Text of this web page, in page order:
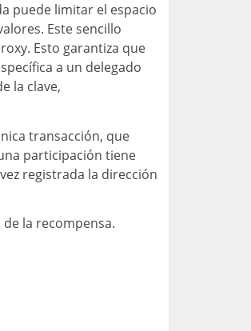
puede limitar el espacio
Este sencillo
Esto garantiza que
a un delegado
la clave,
transacción, que
participación tiene
registrada la dirección
la recompensa.